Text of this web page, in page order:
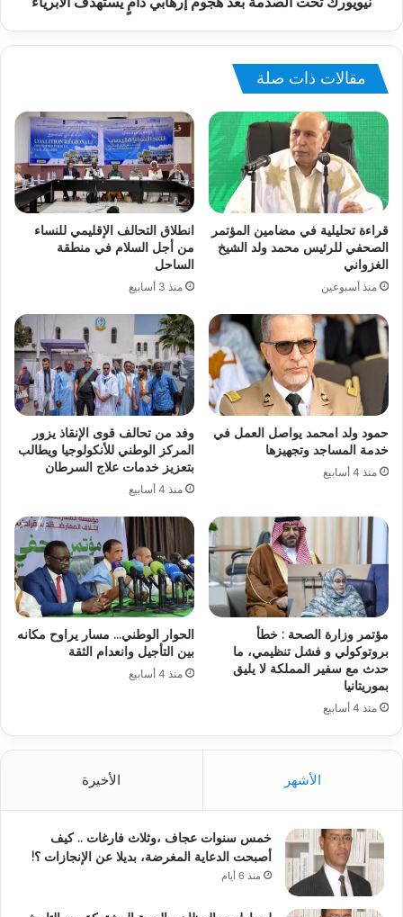
مقالات ذات صلة
قراءة تحليلية في مضامين المؤتمر
الصحفي للرئيس محمد ولد الشيخ
الغزواني
منذ أسبوعين
انطلاق التحالف الإقليمي للنساء
من أجل السلام في منطقة
الساحل
منذ 3 أسابيع
حمود ولد امحمد يواصل العمل في
خدمة المساجد وتجهيزها
منذ 4 أسابيع
وفد من تحالف قوى الإنقاذ يزور
المركز الوطني للأنكولوجيا ويطالب
بتعزيز خدمات علاج السرطان
منذ 4 أسابيع
مؤتمر وزارة الصحة : خطأ
بروتوكولي و فشل تنظيمي، ما
حدث مع سفير المملكة لا يليق
بموريتانيا
منذ 4 أسابيع
الحوار الوطني… مسار يراوح مكانه
بين التأجيل وانعدام الثقة
منذ 4 أسابيع
الأشهر الأخيرة
خمس سنوات عجاف ،وثلاث فارغات .. كيف
أصبحت الدعاية المغرضة، بديلا عن الإنجازات ؟!
منذ 6 أيام